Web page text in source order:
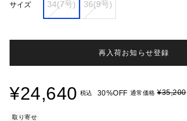
サイズ 34(7号) 36(9号)
再入荷お知らせ登録
¥24,640 税込 30%OFF 通常価格 ¥35,200
取り寄せ